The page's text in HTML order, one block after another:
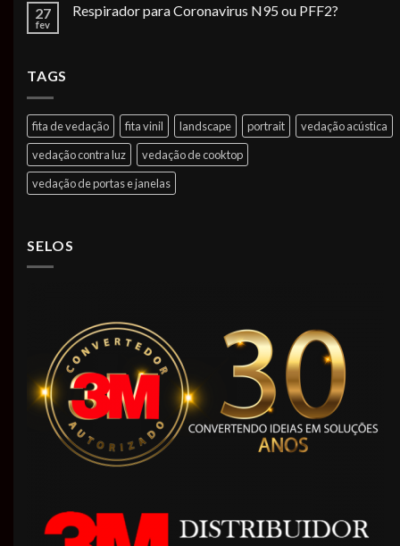
27
fev
Respirador para Coronavirus N95 ou PFF2?
TAGS
fita de vedação fita vinil landscape portrait
vedação acústica
vedação contra luz
vedação de cooktop
vedação de portas e janelas
SELOS